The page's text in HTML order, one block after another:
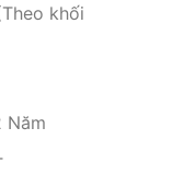
khối
Năm